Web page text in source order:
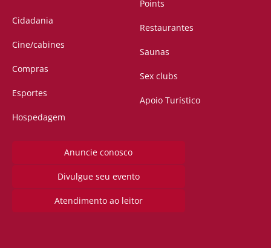
Cidadania
Cine/cabines
Compras
Esportes
Hospedagem
Points
Restaurantes
Saunas
Sex clubs
Apoio Turístico
Anuncie conosco
Divulgue seu evento
Atendimento ao leitor